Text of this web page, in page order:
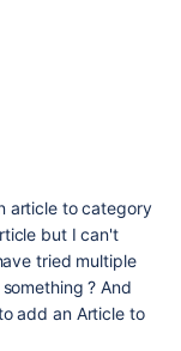
article to category
but I can't
tried multiple
? And
add an Article to